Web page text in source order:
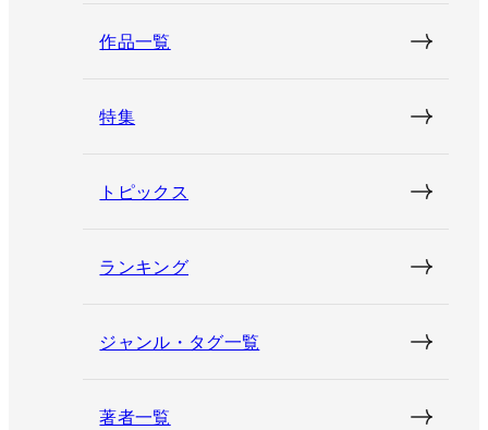
作品一覧
特集
トピックス
ランキング
ジャンル・タグ一覧
著者一覧